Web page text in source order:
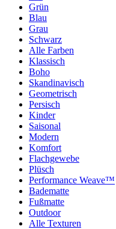
Grün
Blau
Grau
Schwarz
Alle Farben
Klassisch
Boho
Skandinavisch
Geometrisch
Persisch
Kinder
Saisonal
Modern
Komfort
Flachgewebe
Plüsch
Performance Weave™
Badematte
Fußmatte
Outdoor
Alle Texturen